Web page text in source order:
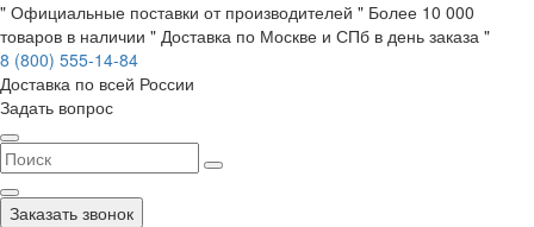
" Официальные поставки от производителей " Более 10 000
товаров в наличии " Доставка по Москве и СПб в день заказа "
8 (800) 555-14-84
Доставка по всей России
Задать вопрос
Заказать звонок